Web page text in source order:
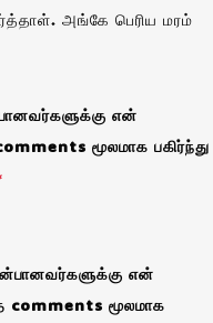
அங்கே பெரிய மரம்
என்
மூலமாக பகிர்ந்து
என்
மூலமாக